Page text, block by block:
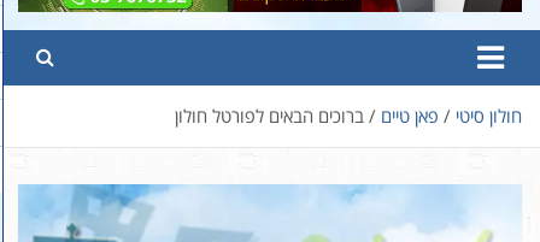
חולון סיטי פאן טיים ברוכים הבאים לפורטל חולון